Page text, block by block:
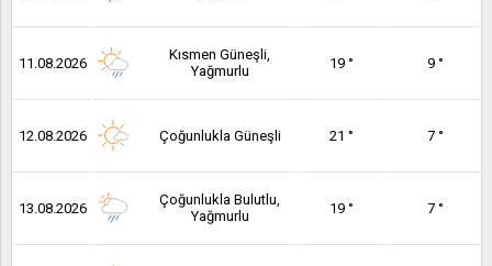
11.08.2026
Kısmen Güneşli,
Yağmurlu
19 ° 9 °
12.08.2026 Çoğunlukla Güneşli 21 ° 7 °
13.08.2026
Çoğunlukla Bulutlu,
Yağmurlu
19 ° 7 °